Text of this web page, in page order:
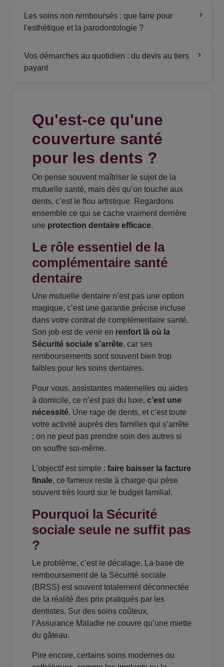
Les soins non remboursés : que faire pour
l'esthétique et la parodontologie ?
Vos démarches au quotidien : du devis au tiers
payant
Qu'est-ce qu'une
couverture santé
pour les dents ?
On pense souvent maîtriser le sujet de la
mutuelle santé, mais dès qu’on touche aux
dents, c’est le flou artistique. Regardons
ensemble ce qui se cache vraiment derrière
une protection dentaire efficace.
Le rôle essentiel de la
complémentaire santé
dentaire
Une mutuelle dentaire n’est pas une option
magique, c’est une garantie précise incluse
dans votre contrat de complémentaire santé.
Son job est de venir en renfort là où la
Sécurité sociale s’arrête, car ses
remboursements sont souvent bien trop
faibles pour les soins dentaires.
Pour vous, assistantes maternelles ou aides
à domicile, ce n’est pas du luxe, c’est une
nécessité. Une rage de dents, et c’est toute
votre activité auprès des familles qui s’arrête
; on ne peut pas prendre soin des autres si
on souffre soi-même.
L’objectif est simple : faire baisser la facture
finale, ce fameux reste à charge qui pèse
souvent très lourd sur le budget familial.
Pourquoi la Sécurité
sociale seule ne suffit pas
?
Le problème, c’est le décalage. La base de
remboursement de la Sécurité sociale
(BRSS) est souvent totalement déconnectée
de la réalité des prix pratiqués par les
dentistes. Sur des soins coûteux,
l’Assurance Maladie ne couvre qu’une miette
du gâteau.
Pire encore, certains soins modernes ou